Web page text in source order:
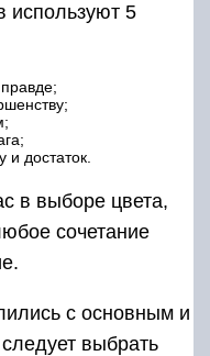
используют 5
и достаток.
в выборе цвета,
сочетание
с основным и
выбрать